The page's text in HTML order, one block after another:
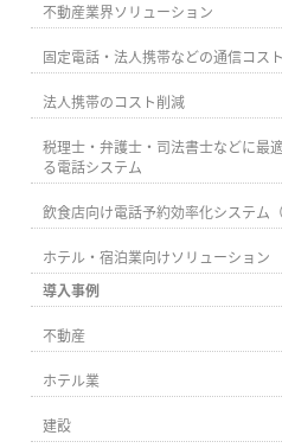
不動産業界ソリューション
固定電話・法人携帯などの通信コス
法人携帯のコスト削減
税理士・弁護士・司法書士などに最
る電話システム
飲食店向け電話予約効率化システム（
ホテル・宿泊業向けソリューション
導入事例
不動産
ホテル業
建設